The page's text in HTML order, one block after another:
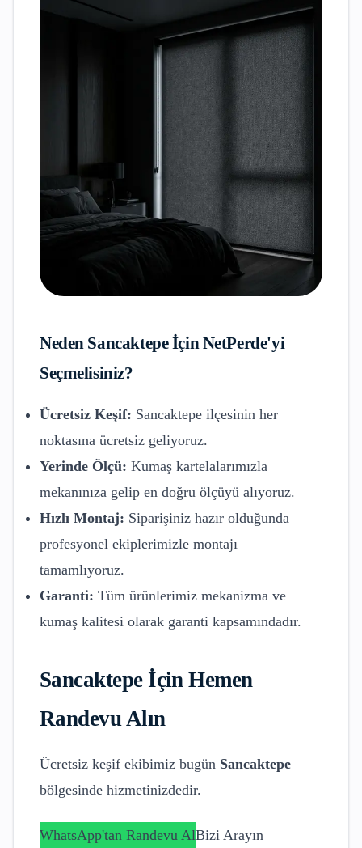
Neden Sancaktepeİçin NetPerde'yi
Seçmelisiniz?
Ücretsiz Keşif: Sancaktepe ilçesinin her
noktasına ücretsiz geliyoruz.
Yerinde Ölçü: Kumaş kartelalarımızla
mekanınıza gelip en doğru ölçüyü alıyoruz.
Hızlı Montaj: Siparişiniz hazır olduğunda
profesyonel ekiplerimizle montajı
tamamlıyoruz.
Garanti: Tüm ürünlerimiz mekanizma ve
kumaş kalitesi olarak garanti kapsamındadır.
Sancaktepeİçin Hemen
Randevu Alın
Ücretsiz keşif ekibimiz bugün Sancaktepe
bölgesinde hizmetinizdedir.
WhatsApp'tan Randevu AlBizi Arayın